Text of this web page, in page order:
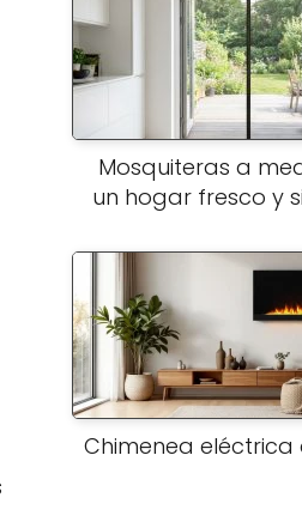
Mosquiteras a
un hogar fresco y
Chimenea